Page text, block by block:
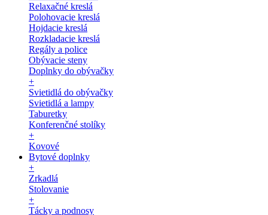
Relaxačné kreslá
Polohovacie kreslá
Hojdacie kreslá
Rozkladacie kreslá
Regály a police
Obývacie steny
Doplnky do obývačky
+
Svietidlá do obývačky
Svietidlá a lampy
Taburetky
Konferenčné stolíky
+
Kovové
Bytové doplnky
+
Zrkadlá
Stolovanie
+
Tácky a podnosy